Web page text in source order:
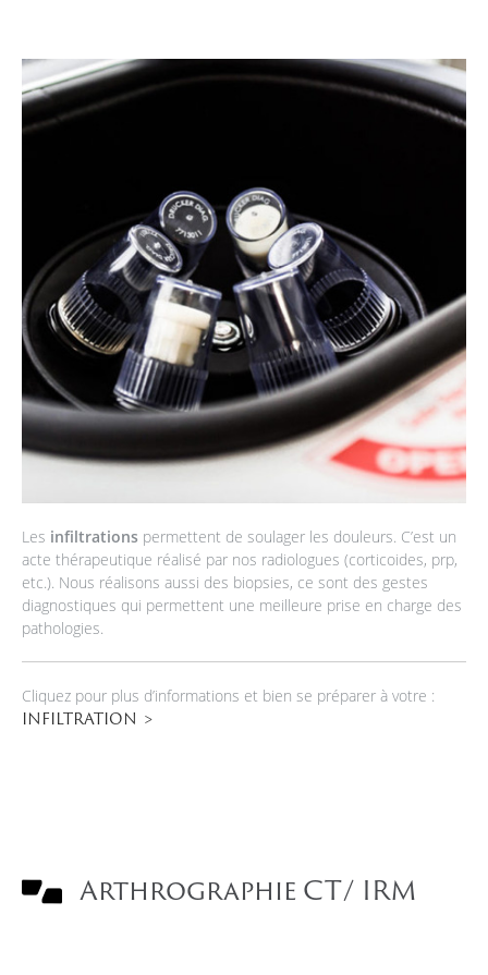
Les infiltrations permettent de soulager les douleurs. C’est un
acte thérapeutique réalisé par nos radiologues (corticoides, prp,
etc.). Nous réalisons aussi des biopsies, ce sont des gestes
diagnostiques qui permettent une meilleure prise en charge des
pathologies.
Cliquez pour plus d’informations et bien se préparer à votre :
INFILTRATION
Arthrographie CT/ IRM